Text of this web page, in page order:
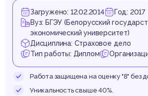
Загружено: 12.02.2014
Год: 2017
Вуз: БГЭУ (Белорусский
экономический университет)
Дисциплина: Страховое дело
Тип работы: Диплом
Работа защищена на оценку "8" без
Уникальность свыше 40%.